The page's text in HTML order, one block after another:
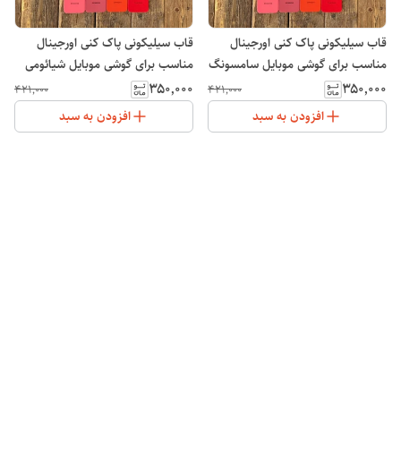
قاب سیلیکونی پاک کنی اورجینال
مناسب برای گوشی موبایل سامسونگ
Galaxy A13
۳۵۰٬۰۰۰ ۴۲۱٬۰۰۰
افزودن به سبد
قاب سیلیکونی پاک کنی اورجینال
مناسب برای گوشی موبایل شیائومی
Note 14 Pro 5G
۳۵۰٬۰۰۰ ۴۲۱٬۰۰۰
افزودن به سبد